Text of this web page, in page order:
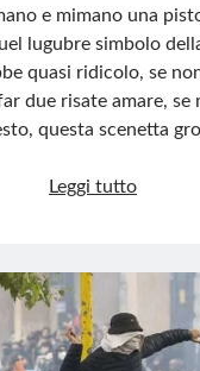
e mimano una
lugubre simbolo
quasi ridicolo, se
due risate amare, se
questa scenetta
Leggi tuttoIl
P38: